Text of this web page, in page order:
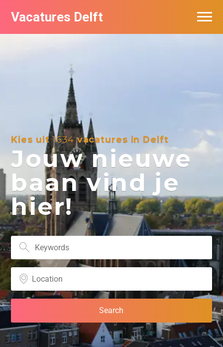
Vacatures Delft
Kies uit1634 vacatures in Delft
Jouw nieuwe
baan vind je
hier!
Vacatures per bedrijf in Delft